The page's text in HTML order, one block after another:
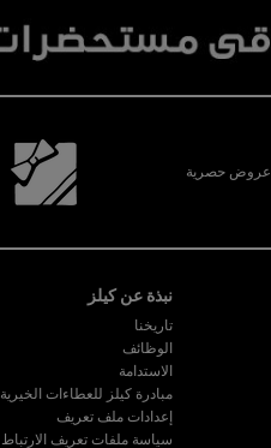
عروض حصرية
نبذة عن كيلز
تاريخنا
الوظائف
الاستدامة
مبادرة كيلز للعطاءات الخيرية
إعدادات ملف تعريف
سياسة ملفات تعريف الارتباط